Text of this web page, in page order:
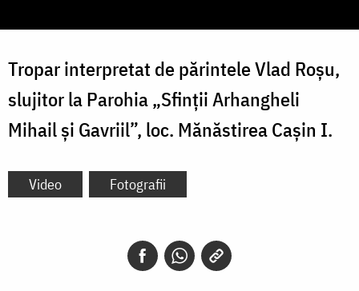
Tropar interpretat de părintele Vlad Roșu,
slujitor la Parohia „Sfinții Arhangheli
Mihail și Gavriil”, loc. Mănăstirea Cașin I.
Video Fotografii